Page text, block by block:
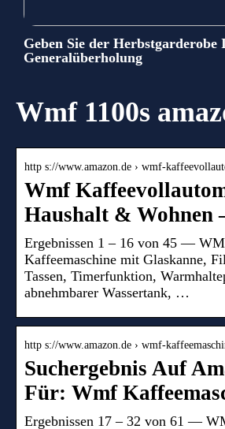
Geben Sie der Herbstgarderobe
Generalüberholung
Wmf 1100s
http s://www.amazon.de › wmf-
Wmf
Haushalt & Wohnen
Ergebnissen 1 – 16 von 45 —
Kaffeemaschine mit Glaskanne,
Tassen, Timerfunktion,
abnehmbarer Wassertank, …
http s://www.amazon.de › wmf-
Suchergebnis Auf
Für: Wmf
Ergebnissen 17 – 32 von 61 —